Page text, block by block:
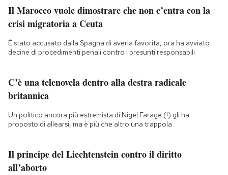
Il Marocco vuole dimostrare che non c’entra con la
crisi migratoria a Ceuta
È stato accusato dalla Spagna di averla favorita, ora ha avviato
decine di procedimenti penali contro i presunti responsabili
C’è una telenovela dentro alla destra radicale
britannica
Un politico ancora più estremista di Nigel Farage (!) gli ha
proposto di allearsi, ma è più che altro una trappola
Il principe del Liechtenstein contro il diritto
all’aborto